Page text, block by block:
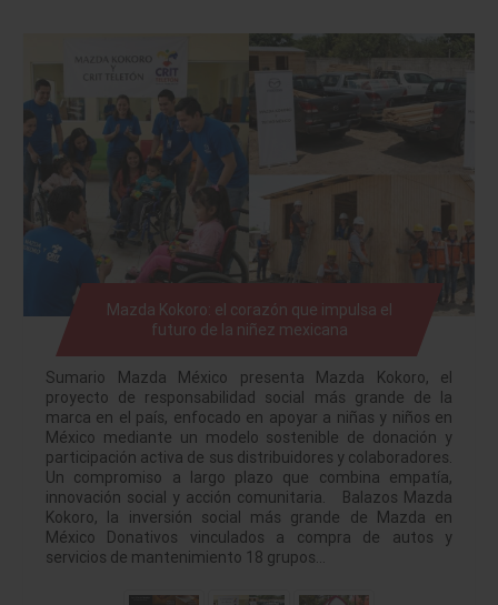
Mazda Kokoro: el corazón que impulsa el
futuro de la niñez mexicana
Sumario Mazda México presenta Mazda Kokoro, el
proyecto de responsabilidad social más grande de la
marca en el país, enfocado en apoyar a niñas y niños en
México mediante un modelo sostenible de donación y
participación activa de sus distribuidores y colaboradores.
Un compromiso a largo plazo que combina empatía,
innovación social y acción comunitaria. Balazos Mazda
Kokoro, la inversión social más grande de Mazda en
México Donativos vinculados a compra de autos y
servicios de mantenimiento 18 grupos…